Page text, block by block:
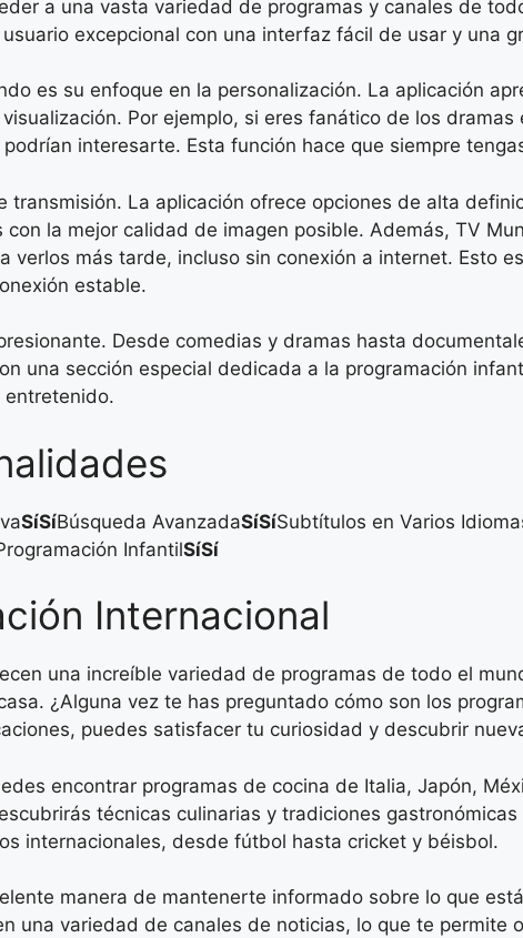
a una vasta variedad de programas y canales de
excepcional con una interfaz fácil de usar y una
es su enfoque en la personalización. La aplicación
Por ejemplo, si eres fanático de los
interesarte. Esta función hace que siempre
La aplicación ofrece opciones de alta
la mejor calidad de imagen posible. Además, TV
verlos más tarde, incluso sin conexión a internet. Esto
estable.
Desde comedias y dramas hasta
una sección especial dedicada a la programación
SíSíBúsqueda AvanzadaSíSíSubtítulos en Varios
InfantilSíSí
Internacional
una increíble variedad de programas de todo el
¿Alguna vez te has preguntado cómo son los
puedes satisfacer tu curiosidad y descubrir
encontrar programas de cocina de Italia, Japón,
técnicas culinarias y tradiciones
internacionales, desde fútbol hasta cricket y béisbol.
manera de mantenerte informado sobre lo que
una variedad de canales de noticias, lo que te permite